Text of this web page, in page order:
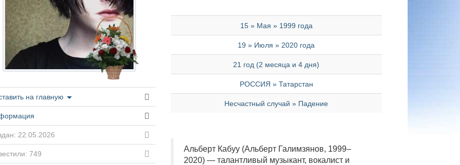
на главную
22.05.2026
749
15 » Мая » 1999 года
19 » Июля » 2020 года
21 год (2 месяца и 4 дня)
РОССИЯ » Татарстан
Несчастный случай » Падение
Альберт Кабуу (Альберт Галимзянов, 1999–
2020) — талантливый музыкант, вокалист и